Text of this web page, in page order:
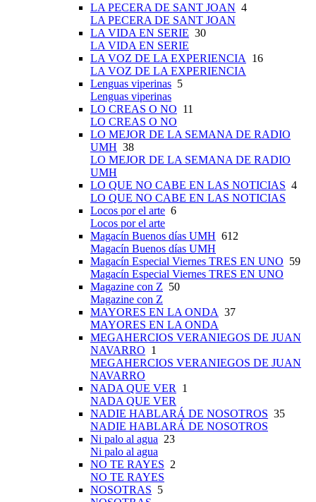
LA PECERA DE SANT JOAN 4
LA PECERA DE SANT JOAN
LA VIDA EN SERIE 30
LA VIDA EN SERIE
LA VOZ DE LA EXPERIENCIA
16
LA VOZ DE LA EXPERIENCIA
Lenguas viperinas 5
Lenguas viperinas
LO CREAS O NO 11
LO CREAS O NO
LO MEJOR DE LA SEMANA DE RADIO
UMH 38
LO MEJOR DE LA SEMANA DE RADIO
UMH
LO QUE NO CABE EN LAS NOTICIAS 4
LO QUE NO CABE EN LAS NOTICIAS
Locos por el arte 6
Locos por el arte
Magacín Buenos días UMH 612
Magacín Buenos días UMH
Magacín Especial Viernes TRES EN UNO 59
Magacín Especial Viernes TRES EN UNO
Magazine con Z 50
Magazine con Z
MAYORES EN LA ONDA 37
MAYORES EN LA ONDA
MEGAHERCIOS VERANIEGOS DE JUAN
NAVARRO 1
MEGAHERCIOS VERANIEGOS DE JUAN
NAVARRO
NADA QUE VER
1
NADA QUE VER
NADIE HABLARÁ DE NOSOTROS 35
NADIE HABLARÁ DE NOSOTROS
Ni palo al agua 23
Ni palo al agua
NO TE RAYES 2
NO TE RAYES
NOSOTRAS 5